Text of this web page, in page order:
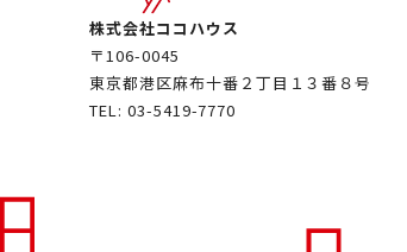
株式会社ココハウス
〒106-0045
東京都港区麻布十番２丁目１３番８号
TEL: 03-5419-7770